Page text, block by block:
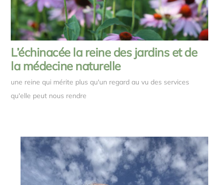
L’échinacée la reine des jardins et de
la médecine naturelle
une reine qui mérite plus qu'un regard au vu des services
qu'elle peut nous rendre